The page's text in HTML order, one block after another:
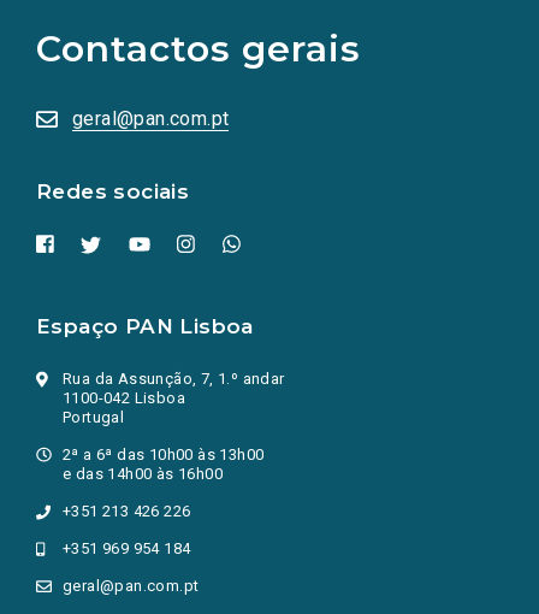
Contactos gerais
geral@pan.com.pt
Redes sociais
redes
sociais
numa
nova
Espaço PAN Lisboa
Rua da Assunção, 7, 1.º andar
1100-042 Lisboa
Portugal
2ª a 6ª das 10h00 às 13h00
e das 14h00 às 16h00
+351 213 426 226
+351 969 954 184
geral@pan.com.pt